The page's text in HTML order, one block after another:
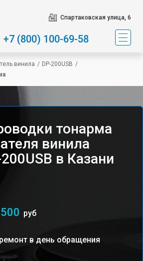
Спартаковская улица, 6
+7 (800) 100-69-58
винила / DP-200USB /
тонарма
винила
в Казани
руб
в день обращения